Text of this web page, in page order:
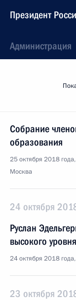
Президент
Администрация
Собрание
образования
25 октября 2018
Москва
24 октября
Руслан
высокого
24 октября 2018
23 октября